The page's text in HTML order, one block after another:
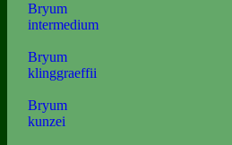
Bryum
intermedium
Bryum
klinggraeffii
Bryum
kunzei